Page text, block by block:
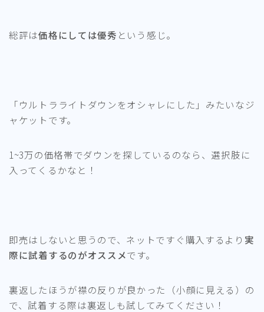
総評は価格にしては優秀 という感じ。
「ウルトラライトダウンをオシャレにした」みたいなジ
ャケットです。
1~3万の価格帯でダウンを探しているのなら、選択肢に
入ってくるかなと！
即売はしないと思うので、ネットですぐ購入するより 実
際に試着するのがオススメです。
裏返したほうが襟の反りが良かった（小顔に見える）の
で、試着する際は裏返しも試してみてください！